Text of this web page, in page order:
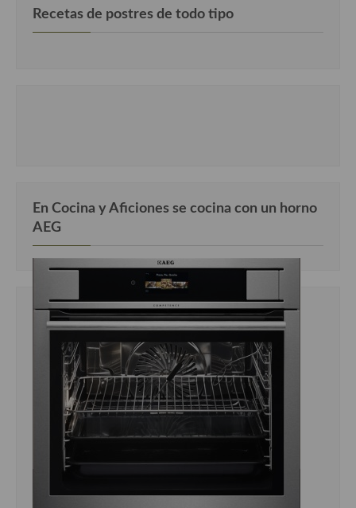
Recetas de postres de todo tipo
En Cocina y Aficiones se cocina con un horno
AEG